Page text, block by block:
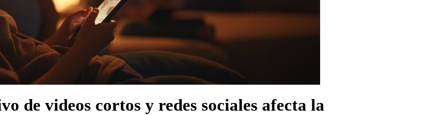
de videos cortos y redes sociales afecta la